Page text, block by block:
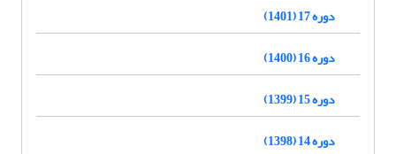
دوره 17 (1401)
دوره 16 (1400)
دوره 15 (1399)
دوره 14 (1398)